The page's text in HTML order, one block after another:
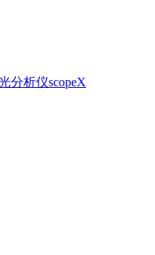
分析仪scopeX